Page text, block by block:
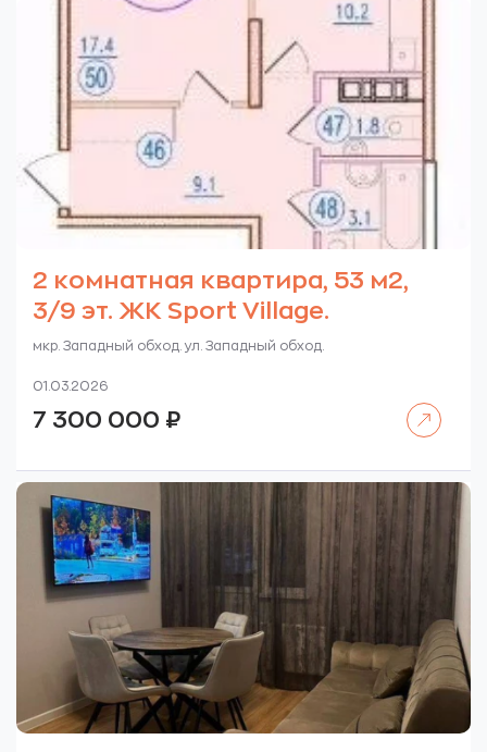
2 комнатная квартира, 53 м2,
3/9 эт. ЖК Sport Village.
мкр. Западный обход. ул. Западный обход.
01.03.2026
7 300 000 ₽